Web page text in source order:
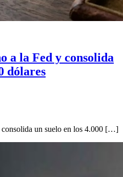
a la Fed y consolida
dólares
consolida un suelo en los 4.000 […]